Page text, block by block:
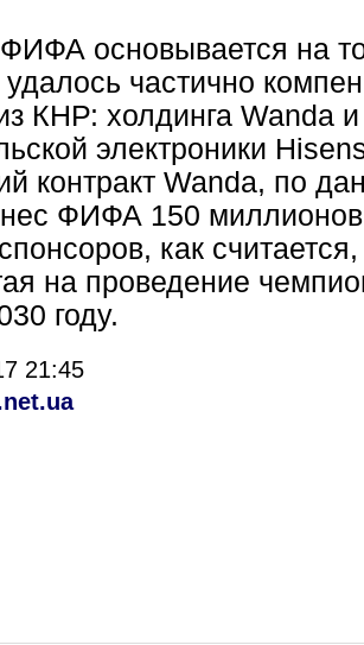
основывается на
частично
КНР: холдинга Wanda
электроники
контракт Wanda, по
ФИФА 150
как
на проведение
году.
21:45